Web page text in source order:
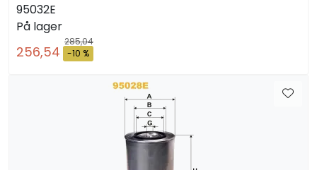
95032E
På lager
285,04
256,54 -10 %